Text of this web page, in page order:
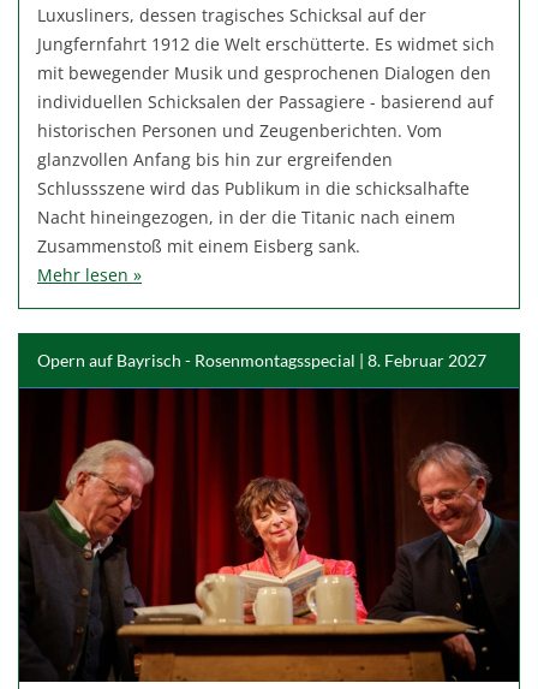
Luxusliners, dessen tragisches Schicksal auf der
Jungfernfahrt 1912 die Welt erschütterte. Es widmet sich
mit bewegender Musik und gesprochenen Dialogen den
individuellen Schicksalen der Passagiere - basierend auf
historischen Personen und Zeugenberichten. Vom
glanzvollen Anfang bis hin zur ergreifenden
Schlussszene wird das Publikum in die schicksalhafte
Nacht hineingezogen, in der die Titanic nach einem
Zusammenstoß mit einem Eisberg sank.
Mehr lesen »
Opern auf Bayrisch - Rosenmontagsspecial | 8. Februar 2027